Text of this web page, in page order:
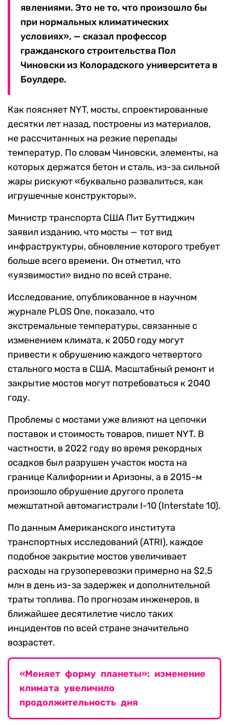
явлениями. Это не то, что произошло бы
при нормальных климатических
условиях», — сказал профессор
гражданского строительства Пол
Чиновски из Колорадского университета в
Боулдере.
Как поясняет NYT, мосты, спроектированные
десятки лет назад, построены из материалов,
не рассчитанных на резкие перепады
температур. По словам Чиновски, элементы, на
которых держатся бетон и сталь, из-за сильной
жары рискуют «буквально развалиться, как
игрушечные конструкторы».
Министр транспорта США Пит Буттиджич
заявил изданию, что мосты — тот вид
инфраструктуры, обновление которого требует
больше всего времени. Он отметил, что
«уязвимости» видно по всей стране.
Исследование, опубликованное в научном
журнале PLOS One, показало, что
экстремальные температуры, связанные с
изменением климата, к 2050 году могут
привести к обрушению каждого четвертого
стального моста в США. Масштабный ремонт и
закрытие мостов могут потребоваться к 2040
году.
Проблемы с мостами уже влияют на цепочки
поставок и стоимость товаров, пишет NYT. В
частности, в 2022 году во время рекордных
осадков был разрушен участок моста на
границе Калифорнии и Аризоны, а в 2015-м
произошло обрушение другого пролета
межштатной автомагистрали I-10 (Interstate 10).
По данным Американского института
транспортных исследований (ATRI), каждое
подобное закрытие мостов увеличивает
расходы на грузоперевозки примерно на $2,5
млн в день из-за задержек и дополнительной
траты топлива. По прогнозам инженеров, в
ближайшее десятилетие число таких
инцидентов по всей стране значительно
возрастет.
«Меняет форму планеты»: изменение
климата увеличило
продолжительность дня